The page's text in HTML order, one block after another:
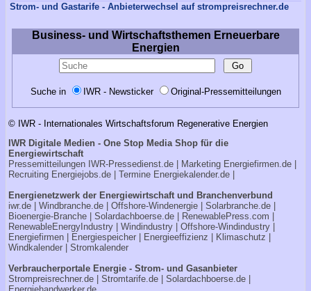
Strom- und Gastarife - Anbieterwechsel auf strompreisrechner.de
Business- und Wirtschaftsthemen Erneuerbare
Energien
Suche in IWR - Newsticker Original-Pressemitteilungen
© IWR - Internationales Wirtschaftsforum Regenerative Energien
IWR Digitale Medien - One Stop Media Shop für die
Energiewirtschaft
Pressemitteilungen IWR-Pressedienst.de | Marketing Energiefirmen.de
Recruiting Energiejobs.de | Termine Energiekalender.de
Energienetzwerk der Energiewirtschaft und Branchenverbund
iwr.de
Windbranche.de Offshore-Windenergie Solarbranche.de
Bioenergie-Branche
Solardachboerse.de RenewablePress.com
RenewableEnergyIndustry
Windindustry
Offshore-Windindustry |
Energiefirmen
Energiespeicher Energieeffizienz Klimaschutz
Windkalender
Stromkalender
Verbraucherportale Energie - Strom- und Gasanbieter
Strompreisrechner.de
Stromtarife.de Solardachboerse.de